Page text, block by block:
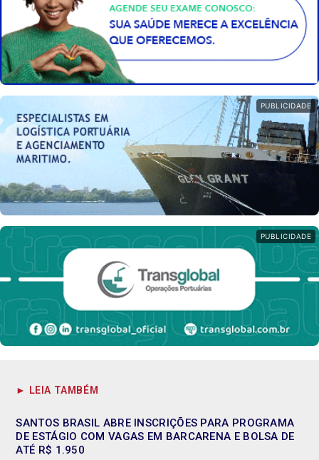
PUBLICIDADE
PUBLICIDADE
► LEIA TAMBÉM
SANTOS BRASIL ABRE INSCRIÇÕES PARA PROGRAMA
DE ESTÁGIO COM VAGAS EM BARCARENA E BOLSA DE
ATÉ R$ 1.950